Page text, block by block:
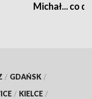
Michał... co
/ GDAŃSK /
/ KIELCE /